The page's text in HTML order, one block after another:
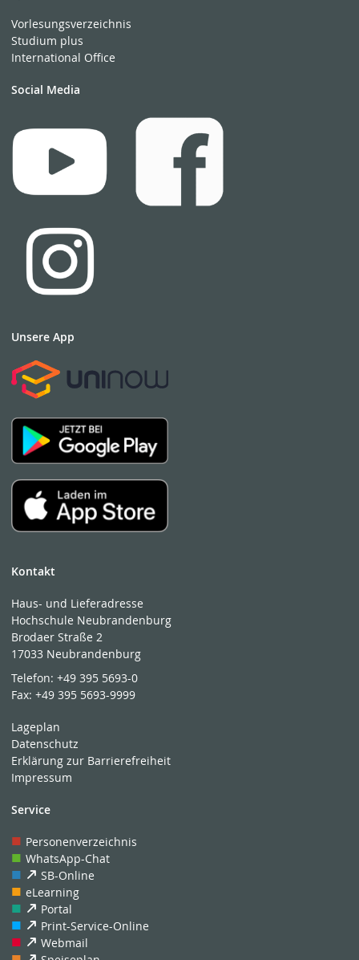
Vorlesungsverzeichnis
Studium plus
International Office
Social Media
Unsere App
Kontakt
Haus- und Lieferadresse
Hochschule Neubrandenburg
Brodaer Straße 2
17033 Neubrandenburg
Telefon:+49 395 5693-0
Fax:+49 395 5693-9999
Lageplan
Datenschutz
Erklärung zur Barrierefreiheit
Impressum
Service
Personenverzeichnis
WhatsApp-Chat
SB-Online
eLearning
Portal
Print-Service-Online
Webmail